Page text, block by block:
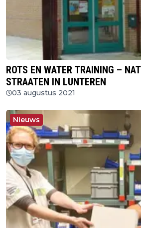
ROTS EN WATER TRAINING –
STRAATEN IN LUNTEREN
03 augustus 2021
Nieuws